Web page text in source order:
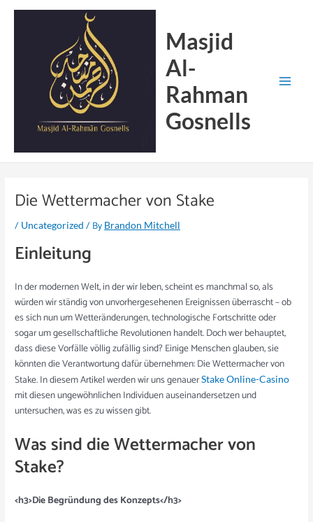
Masjid
Al-
Rahman
Gosnells
Die Wettermacher von Stake
/ Uncategorized / ByBrandon Mitchell
Einleitung
In der modernen Welt, in der wir leben, scheint es manchmal so, als
würden wir ständig von unvorhergesehenen Ereignissen überrascht – ob
es sich nun um Wetteränderungen, technologische Fortschritte oder
sogar um gesellschaftliche Revolutionen handelt. Doch wer behauptet,
dass diese Vorfälle völlig zufällig sind? Einige Menschen glauben, sie
könnten die Verantwortung dafür übernehmen: Die Wettermacher von
Stake. In diesem Artikel werden wir uns genauerStake Online-Casino
mit diesen ungewöhnlichen Individuen auseinandersetzen und
untersuchen, was es zu wissen gibt.
Was sind die Wettermacher von
Stake?
<h3>Die Begründung des Konzepts</h3>